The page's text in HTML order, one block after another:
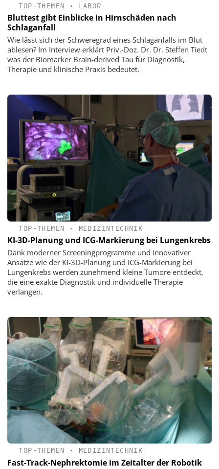
TOP-THEMEN • LABOR
Bluttest gibt Einblicke in Hirnschäden nach
Schlaganfall
Wie lässt sich der Schweregrad eines Schlaganfalls im Blut
ablesen? Im Interview erklärt Priv.-Doz. Dr. Dr. Steffen Tiedt
was der Biomarker Brain-derived Tau für Diagnostik,
Therapie und klinische Praxis bedeutet.
TOP-THEMEN • MEDIZINTECHNIK
KI-3D-Planung und ICG-Markierung bei Lungenkrebs
Dank moderner Screeningprogramme und innovativer
Ansätze wie der KI-3D-Planung und ICG-Markierung bei
Lungenkrebs werden zunehmend kleine Tumore entdeckt,
die eine exakte Diagnostik und individuelle Therapie
verlangen.
TOP-THEMEN • MEDIZINTECHNIK
Fast-Track-Nephrektomie im Zeitalter der Robotik